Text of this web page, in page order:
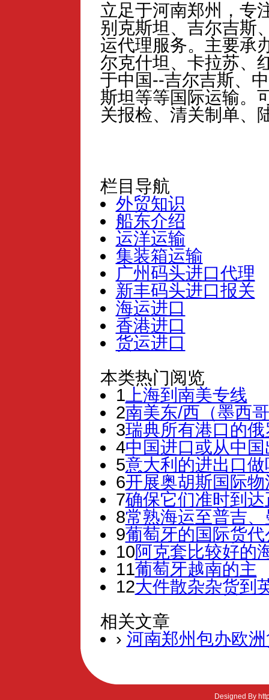
立足于河南郑州，专
别克斯坦、吉尔吉斯
运代理服务。主要承
尔克什坦、卡拉苏、
于中国--吉尔吉斯、
斯坦等等国际运输。
关报检、清关制单、
栏目导航
外贸知识
船东介绍
运洋运输
集装箱运输
广州码头进口代理
新丰码头进口报关
海运进口
香港进口
货运进口
本类热门阅览
1 上海到南美专线
2南美东/西（墨西
3瑞典所有港口的
4中国进口或从中
5意大利的进出口
6开展奥胡斯国际
7确保它们准时到
8常熟海运至普吉
9葡萄牙的国际货代
10阿克套比较好的
11葡萄牙越南的​​主
12大件散杂杂货到
相关文章
› 河南郑州包办欧
Designed By